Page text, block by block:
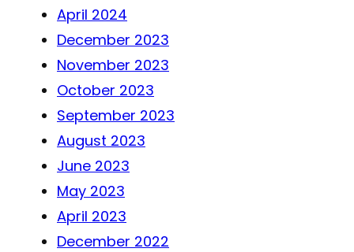
April 2024
December 2023
November 2023
October 2023
September 2023
August 2023
June 2023
May 2023
April 2023
December 2022